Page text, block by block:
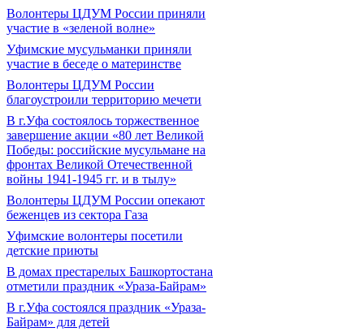
Волонтеры ЦДУМ России приняли
участие в «зеленой волне»
Уфимские мусульманки приняли
участие в беседе о материнстве
Волонтеры ЦДУМ России
благоустроили территорию мечети
В г.Уфа состоялось торжественное
завершение акции «80 лет Великой
Победы: российские мусульмане на
фронтах Великой Отечественной
войны 1941-1945 гг. и в тылу»
Волонтеры ЦДУМ России опекают
беженцев из сектора Газа
Уфимские волонтеры посетили
детские приюты
В домах престарелых Башкортостана
отметили праздник «Ураза-Байрам»
В г.Уфа состоялся праздник «Ураза-
Байрам» для детей